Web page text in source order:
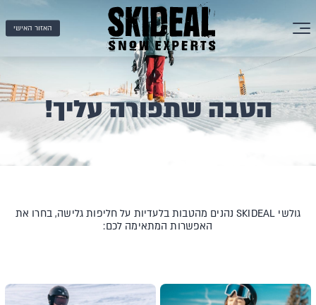
האזור האישי
הטבה שתפורה עליך!
גולשי SKIDEAL נהנים מהטבות בלעדיות על חליפות גלישה, בחרו את
האפשרות המתאימה לכם: